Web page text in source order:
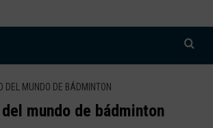
DEL MUNDO DE BÁDMINTON
mundo de bádminton